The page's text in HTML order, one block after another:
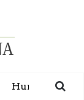
Humanidad